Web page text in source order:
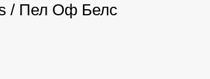
/ Пел Оф Белс